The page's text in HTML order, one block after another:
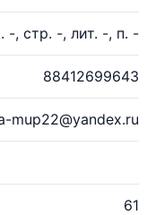
-, стр. -, лит. -, п. -
88412699643
mup22@yandex.ru
61